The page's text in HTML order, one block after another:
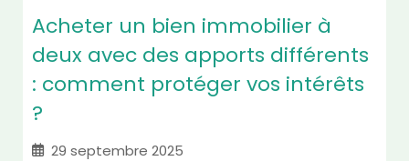
Acheter un bien immobilier à
deux avec des apports différents
: comment protéger vos intérêts
?
29 septembre 2025